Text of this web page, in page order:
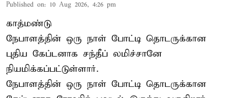
Published on: 10 Aug 2026, 4:26 pm
காத்மண்டு
நேபாளத்தின் ஒரு நாள் போட்டி தொடருக்கான
புதிய கேப்டனாக சந்தீப் லமிச்சானே
நியமிக்கப்பட்டுள்ளார்.
நேபாளத்தின் ஒரு நாள் போட்டி தொடருக்கான